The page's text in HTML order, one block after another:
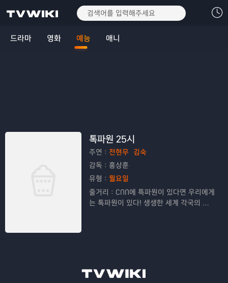
드라마 영화 예능 애니
톡파원 25시
주연： 전현무 김숙
감독： 홍상훈
유형： 월요일
줄거리： CNN에 특파원이 있다면 우리에게
는 톡파원이 있다! 생생한 세계 각국의 현